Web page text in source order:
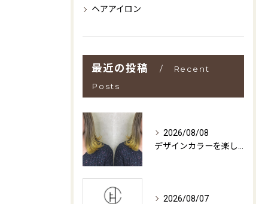
ヘアアイロン
最近の投稿
Recent
Posts
2026/08/08
2026/08/07